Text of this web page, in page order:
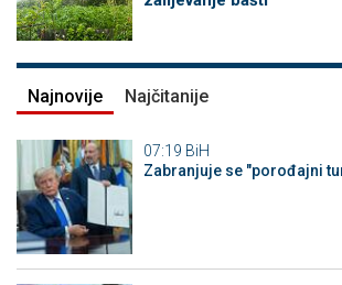
Najnovije Najčitanije
07:19 BiH
Zabranjuje se "porođajni